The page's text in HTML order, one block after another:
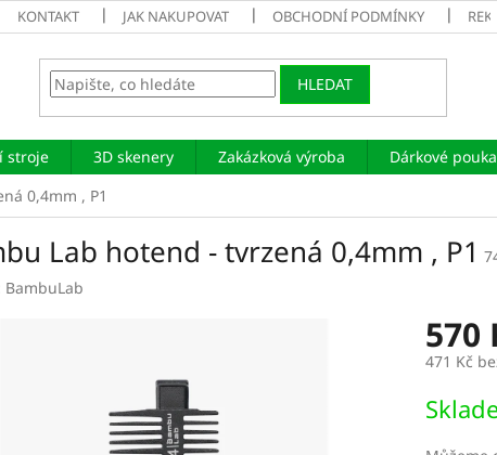
KONTAKT JAK NAKUPOVAT OBCHODNÍ PODMÍNKY
HLEDAT
stroje 3D skenery Zakázková výroba Dárkové
0,4mm , P1
Lab hotend - tvrzená 0,4mm , P1
BambuLab
570
471 Kč
cena: